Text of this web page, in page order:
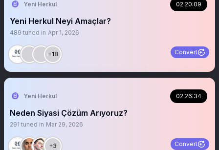
Yeni Herkul 02:20:09
Yeni Herkul Neyi Amaçlar?
489 tuned in Apr 1, 2026
+18 Convert
Yeni Herkul 02:26:34
Neden Siyasi Çözüm Arıyoruz?
291 tuned in Mar 29, 2026
+3 Convert